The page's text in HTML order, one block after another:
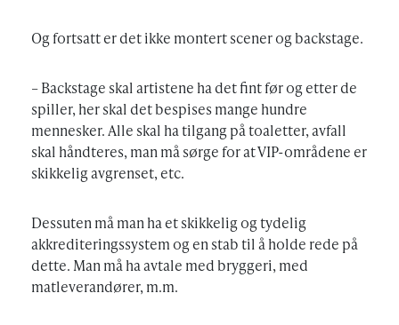
Og fortsatt er det ikke montert scener og backstage.
– Backstage skal artistene ha det fint før og etter de
spiller, her skal det bespises mange hundre
mennesker. Alle skal ha tilgang på toaletter, avfall
skal håndteres, man må sørge for at VIP-områdene er
skikkelig avgrenset, etc.
Dessuten må man ha et skikkelig og tydelig
akkrediteringssystem og en stab til å holde rede på
dette. Man må ha avtale med bryggeri, med
matleverandører, m.m.